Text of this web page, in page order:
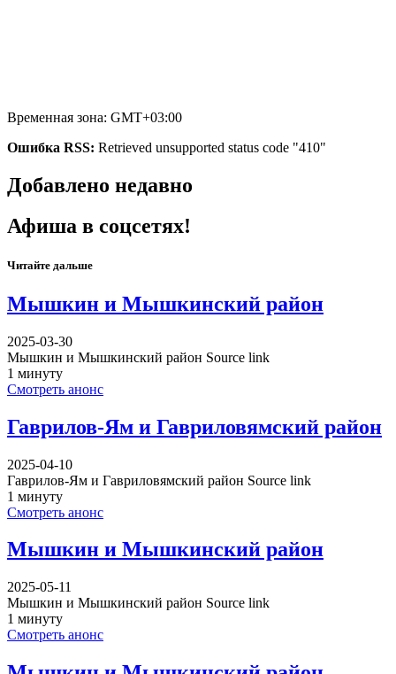
Временная зона: GMT+03:00
Ошибка RSS: Retrieved unsupported status code "410"
Добавлено недавно
Афиша в соцсетях!
Читайте дальше
Мышкин и Мышкинский район
2025-03-30
Мышкин и Мышкинский район Source link
1 минуту
Смотреть анонс
Гаврилов-Ям и Гавриловямский район
2025-04-10
Гаврилов-Ям и Гавриловямский район Source link
1 минуту
Смотреть анонс
Мышкин и Мышкинский район
2025-05-11
Мышкин и Мышкинский район Source link
1 минуту
Смотреть анонс